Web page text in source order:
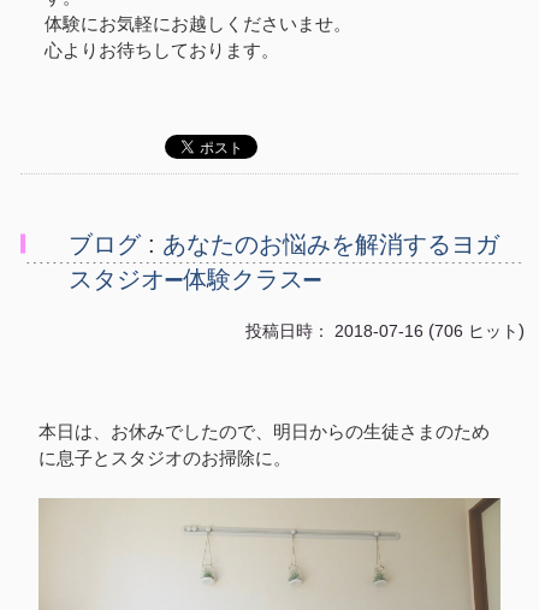
体験にお気軽にお越しくださいませ。
心よりお待ちしております。
ブログ: あなたのお悩みを解消するヨガ
スタジオ➖体験クラス➖
投稿日時： 2018-07-16 (706 ヒット )
本日は、お休みでしたので、明日からの生徒さまのため
に息子とスタジオのお掃除に。